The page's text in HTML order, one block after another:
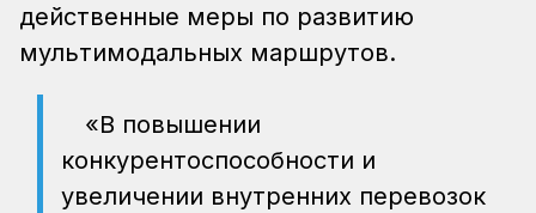
действенные меры по развитию
мультимодальных маршрутов.
«В повышении
конкурентоспособности и
увеличении внутренних перевозок